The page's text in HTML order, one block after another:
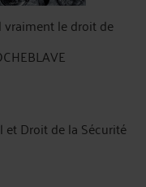
vraiment le droit de
Droit de la Sécurité